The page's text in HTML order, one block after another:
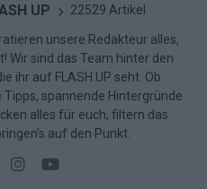
UP 22529 Artikel
unsere Redakteur alles,
Wir sind das Team hinter den
ihr auf FLASH UP seht. Ob
spannende Hintergründe
alles für euch, filtern das
auf den Punkt.